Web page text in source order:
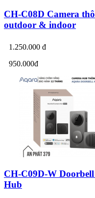
CH-C08D Camera
outdoor & indoor
1.250.000 đ
950.000đ
CH-C09D-W
Hub